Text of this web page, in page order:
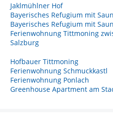
Jaklmühlner Hof
Bayerisches Refugium mit
Bayerisches Refugium mit
Ferienwohnung Tittmoning
Salzburg
Hofbauer Tittmoning
Ferienwohnung Schmuckkastl
Ferienwohnung Ponlach
Greenhouse Apartment am